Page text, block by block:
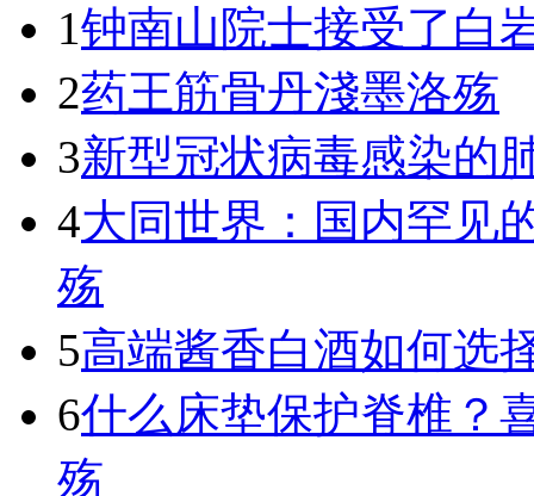
1钟南山院士接受了白
2药王筋骨丹淺墨洛殇
3新型冠状病毒感染的
4大同世界：国内罕见
殇
5高端酱香白酒如何选
6什么床垫保护脊椎？
殇